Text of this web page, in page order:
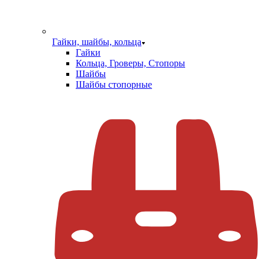
Гайки, шайбы, кольца
Гайки
Кольца, Гроверы, Стопоры
Шайбы
Шайбы стопорные